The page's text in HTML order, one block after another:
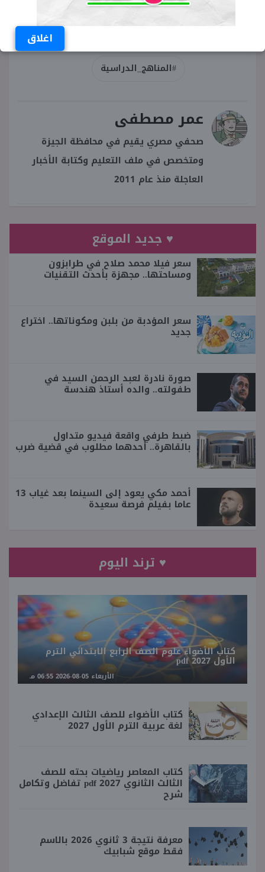
اغلاق
تحميل كتاب الشاطر عربي سادسة ابتدائي ترم
#المناهج_الدراسية
عمر مصطفى
صحفي مصري يقيم في محافظة الجيزة
ومتخصص في ملف التعليم وكتابة الأخبار
العاجلة منذ عام 2011
♥ جديد الموقع
سعر فيلا محمد صلاح في طرابزون
ومساحتها.. مجهزة بأحدث التقنيات
سعر المؤدبة من بلبن ومكوناتها.. اختراع
جديد
صورة نادرة لعبد الرحمن السيد في
طفولته.. والده أستاذ هندسة
ضبط طرفي واقعة فيديو متداول
بالقاهرة.. أحدهما مطلوب في قضية ضرب
أحمد مكي يعود إلى السينما بعد غياب 13
عاما بفيلم فرصة سعيدة
♥ ترند اليوم
كتاب الأضواء علوم الصف الرابع الابتدائي الترم
الأول 2027 pdf
الأربعاء 05-08-2026 06:55 مـ
كتاب الأضواء للصف الثالث الإعدادي
لغة عربية الترم الأول 2027
كتاب المعاصر رياضيات بحته للصف
الثالث الثانوي 2027 pdf تفاضل وتكامل
شرح
معرفة نتيجة 3 ثانوي 2026 بالاسم
فقط موقع شبابيك